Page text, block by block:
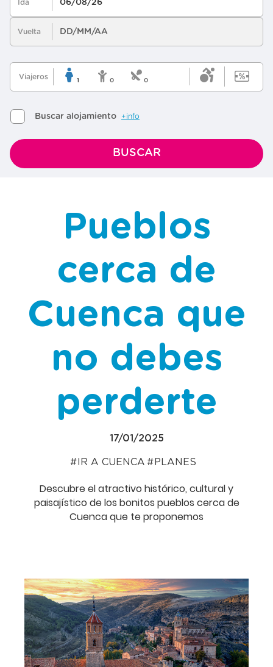
Pueblos
cerca de
Cuenca que
no debes
perderte
17/01/2025
IR A CUENCA PLANES
Descubre el atractivo histórico, cultural y
paisajístico de los bonitos pueblos cerca de
Cuenca que te proponemos